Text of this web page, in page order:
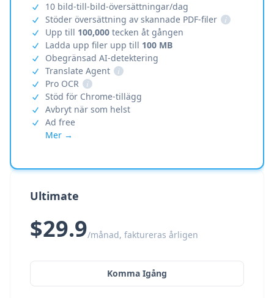
10 bild-till-bild-översättningar/dag
Stöder översättning av skannade PDF-filer
i
Upp till 100,000 tecken åt gången
Ladda upp filer upp till 100 MB
Obegränsad AI-detektering
Translate Agent
i
Pro OCR
i
Stöd för Chrome-tillägg
Avbryt när som helst
Ad free
Mer →
Ultimate
$29.9/månad, faktureras årligen
Komma Igång